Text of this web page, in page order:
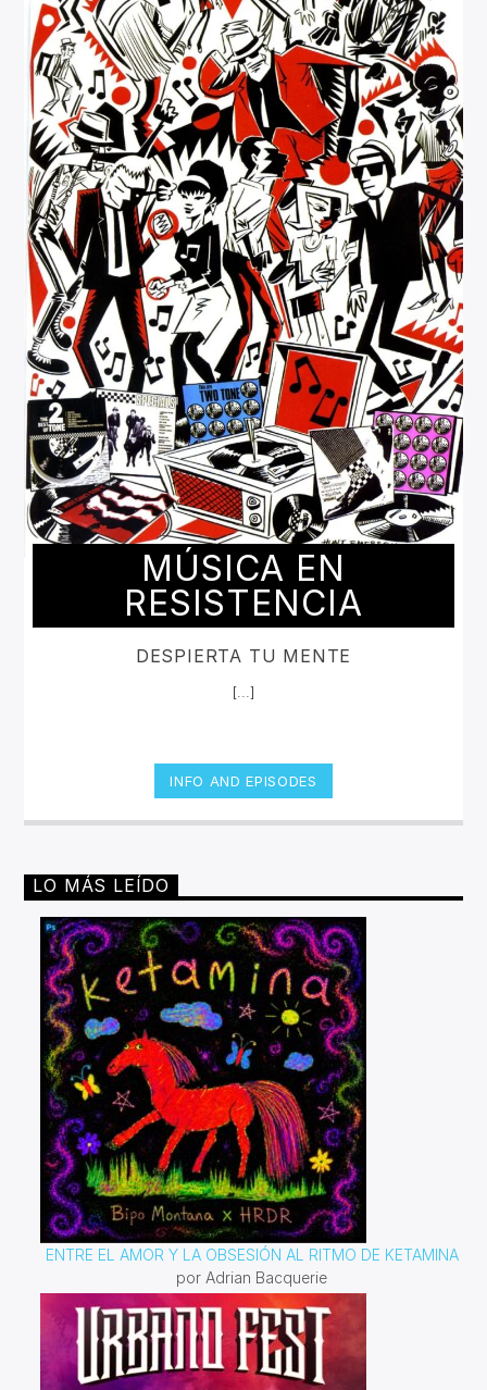
MÚSICA EN
RESISTENCIA
DESPIERTA TU MENTE
[...]
INFO AND EPISODES
LO MÁS LEÍDO
ENTRE EL AMOR Y LA OBSESIÓN AL RITMO DE KETAMINA
por Adrian Bacquerie